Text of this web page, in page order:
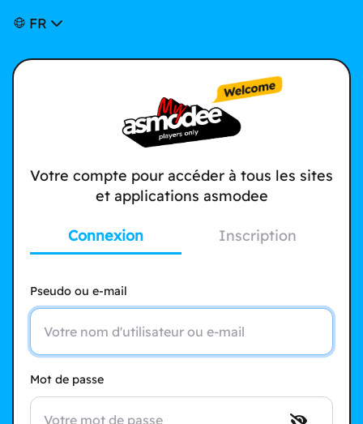
FR
Votre compte pour accéder à tous les sites
et applications asmodee
Connexion Inscription
Pseudo ou e-mail
Mot de passe